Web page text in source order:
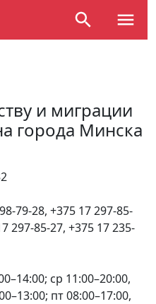
и миграции
города Минска
79-28, +375 17 297-85-
297-85-27, +375 17 235-
ср 11:00–20:00,
пт 08:00–17:00,